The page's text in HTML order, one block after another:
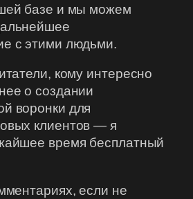
базе и мы можем
с этими людьми.
кому интересно
о создании
воронки для
клиентов — я
время бесплатный
если не